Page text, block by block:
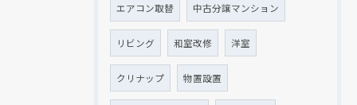
エアコン取替 中古分譲マンション
リビング 和室改修 洋室
クリナップ 物置設置